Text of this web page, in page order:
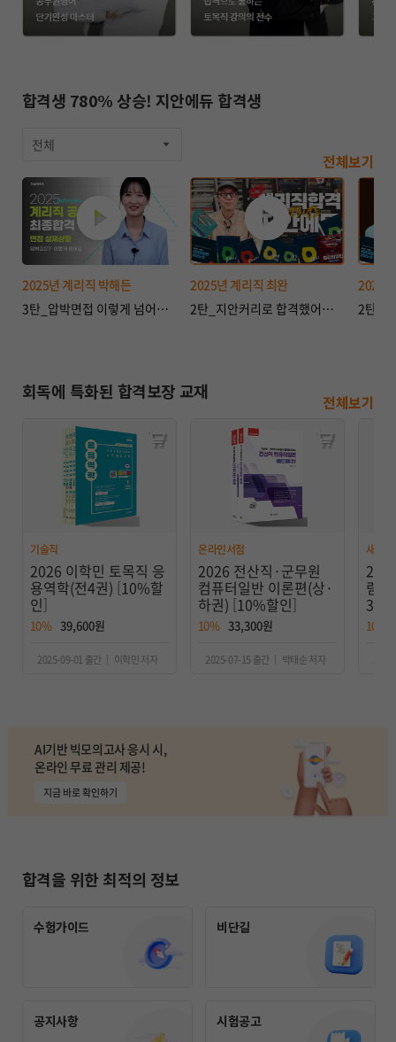
합격생 780% 상승! 지안에듀 합격생
전체
전체보기
2025년 계리직 박해든
3탄_압박면접 이렇게 넘어갔어요｜💌2025년도 우정9급 계리직 합격💌
2025년 계리직 최완
2탄_지안커리로 합격했어요⭐｜💌2025년도 우정9급 계리직 합격💌
2025
회독에 특화된 합격보장 교재 전체보기
기술직
2026 이학민 토목직 응
용역학(전4권) [10%할
인]
10% 39,600원
2025-09-01 출간 ｜ 이학민 저자
온라인서점
2026 전산직·군무원
컴퓨터일반 이론편(상·
하권) [10%할인]
10% 33,300원
2025-07-15 출간 ｜ 박태순 저자
새로
림
3권
10%
AI기반 빅모의고사 응시 시,
온라인 무료 관리 제공!
지금 바로 확인하기
합격을 위한 최적의 정보
수험가이드 비단길
공지사항 시험공고